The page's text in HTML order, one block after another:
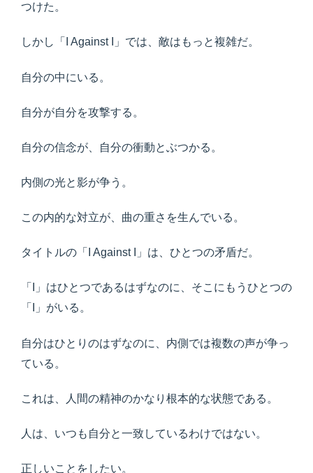
つけた。
しかし「I Against I」では、敵はもっと複雑だ。
自分の中にいる。
自分が自分を攻撃する。
自分の信念が、自分の衝動とぶつかる。
内側の光と影が争う。
この内的な対立が、曲の重さを生んでいる。
タイトルの「I Against I」は、ひとつの矛盾だ。
「I」はひとつであるはずなのに、そこにもうひとつの
「I」がいる。
自分はひとりのはずなのに、内側では複数の声が争っ
ている。
これは、人間の精神のかなり根本的な状態である。
人は、いつも自分と一致しているわけではない。
正しいことをしたい。